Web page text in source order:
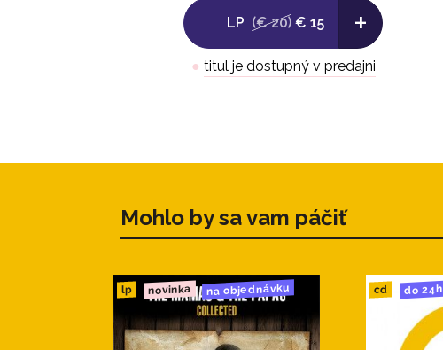
LP (€ 20) € 15 +
● titul je dostupný v predajni
Mohlo by sa vam páčiť
lp novinka na objednávku cd do 24h